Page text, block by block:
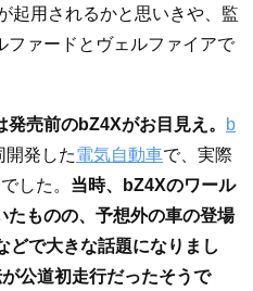
起用されるかと思いきや、監
ファードとヴェルファイアで
発売前のbZ4Xがお目見え。
b
開発した電気自動車で、実際
した。 当時、bZ4Xのワール
たものの、予想外の車の登場
どで大きな話題になりまし
公道初走行だったそうで